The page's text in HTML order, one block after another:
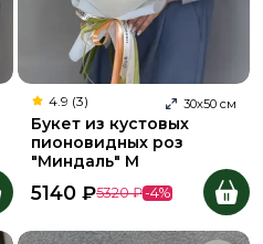
4.9 (3) 30х50 см
Букет из кустовых
пионовидных роз
"Миндаль" M
5140 ₽5320 ₽-4%